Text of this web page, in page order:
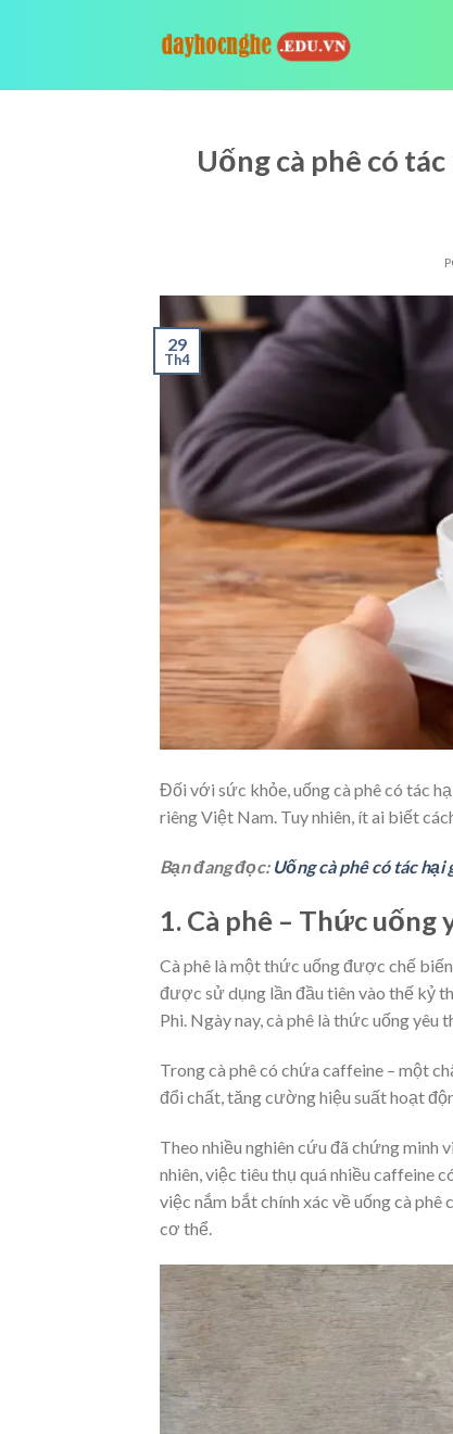
Uống cà phê có
29
Th4
Đối với sức khỏe, uống cà phê có tác
riêng Việt Nam. Tuy nhiên, ít ai biết
Bạn đang đọc: Uống cà phê có tác
1. Cà phê – Thức
Cà phê là một thức uống được chế
được sử dụng lần đầu tiên vào thế kỷ
Phi. Ngày nay, cà phê là thức uống yêu
Trong cà phê có chứa caffeine – một
đổi chất, tăng cường hiệu suất hoạt
Theo nhiều nghiên cứu đã chứng minh
nhiên, việc tiêu thụ quá nhiều caffeine
việc nắm bắt chính xác về uống cà
cơ thể.